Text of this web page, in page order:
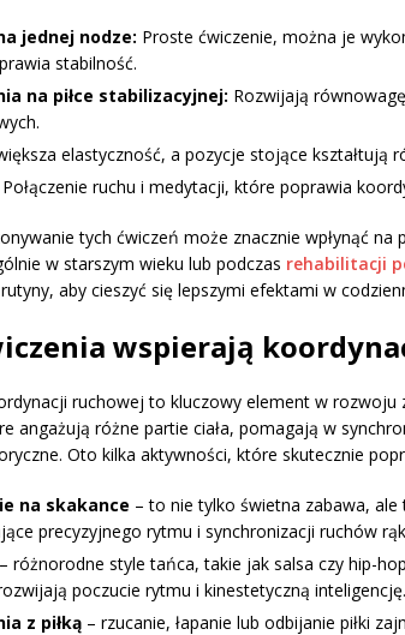
jednej nodze: Proste ćwiczenie, można je
stabilność.
na piłce stabilizacyjnej: Rozwijają
elastyczność, a pozycje stojące kształtują
Połączenie ruchu i medytacji, które poprawia
tych ćwiczeń może znacznie wpłynąć
w starszym wieku lub podczas rehabilitacji
aby cieszyć się lepszymi efektami w
wspierają
ruchowej to kluczowy element w rozwoju
angażują różne partie ciała, pomagają w
Oto kilka aktywności, które skutecznie
na skakance – to nie tylko świetna zabawa, ale
precyzyjnego rytmu i synchronizacji ruchów
– różnorodne style tańca, takie jak salsa czy hip-
poczucie rytmu i kinestetyczną inteligencję.
z piłką – rzucanie, łapanie lub odbijanie piłki